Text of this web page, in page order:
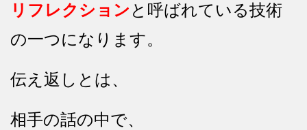
リフレクション と呼ばれている技術
の一つになります。
伝え返しとは、
相手の話の中で、